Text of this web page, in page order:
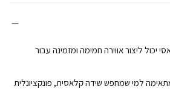
יכול ליצור אווירה חמימה ומזמינה עבור
למי שמחפש שידה קלאסית, פונקציונלית